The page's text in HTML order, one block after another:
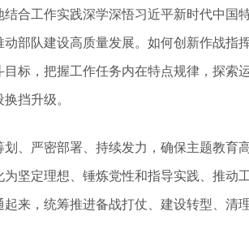
工作实践深学深悟习近平新时代中国
动部队建设高质量发展。如何创新作战
标，把握工作任务内在特点规律，探索
挡升级。
严密部署、持续发力，确保主题教育
坚定理想、锤炼党性和指导实践、推动
来，统筹推进备战打仗、建设转型、清